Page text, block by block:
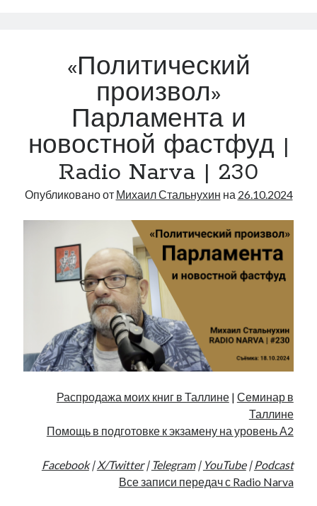
mstalnuhhin@gmail.com
Отзывы и предложения по блогу:
долларов
Годенса
|
Radio
Narva
231
«Политический
произвол»
Парламента и
новостной фастфуд |
Radio Narva | 230
Опубликовано от Михаил Стальнухин на 26.10.2024
Распродажа моих книг в Таллине| Семинар в
Таллине
Помощь в подготовке к экзамену на уровень А2
Facebook|X/Twitter| Telegram| YouTube| Podcast
Все записи передач с Radio Narva